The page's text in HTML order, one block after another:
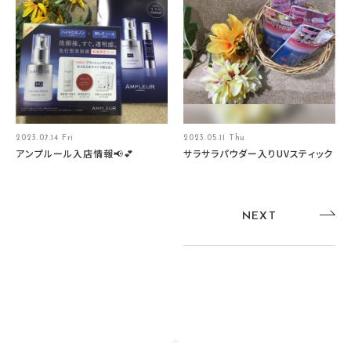
2023.07.14 Fri
アンプルール入店情報📢💕
2023.05.11 Thu
サラサラパウダー入りUVスティック
NEXT